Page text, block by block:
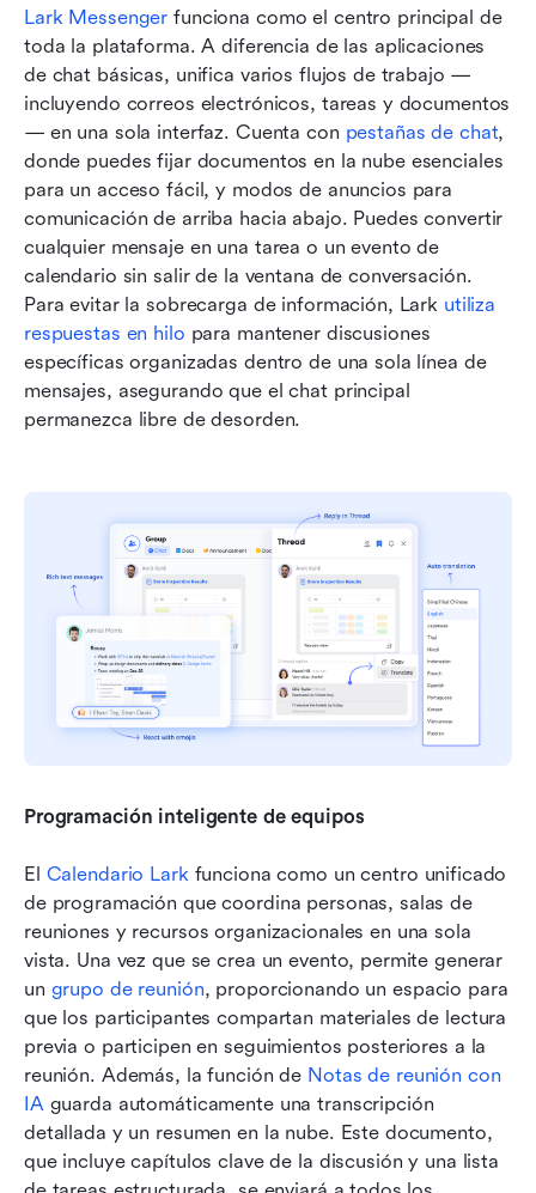
Lark Messenger funciona como el centro principal de
toda la plataforma. A diferencia de las aplicaciones
de chat básicas, unifica varios flujos de trabajo —
incluyendo correos electrónicos, tareas y documentos
— en una sola interfaz. Cuenta con pestañas de chat,
donde puedes fijar documentos en la nube esenciales
para un acceso fácil, y modos de anuncios para
comunicación de arriba hacia abajo. Puedes convertir
cualquier mensaje en una tarea o un evento de
calendario sin salir de la ventana de conversación.
Para evitar la sobrecarga de información, Lark utiliza
respuestas en hilo para mantener discusiones
específicas organizadas dentro de una sola línea de
mensajes, asegurando que el chat principal
permanezca libre de desorden.
Programación inteligente de equipos
El Calendario Lark funciona como un centro unificado
de programación que coordina personas, salas de
reuniones y recursos organizacionales en una sola
vista. Una vez que se crea un evento, permite generar
un grupo de reunión, proporcionando un espacio para
que los participantes compartan materiales de lectura
previa o participen en seguimientos posteriores a la
reunión. Además, la función de Notas de reunión con
IA guarda automáticamente una transcripción
detallada y un resumen en la nube. Este documento,
que incluye capítulos clave de la discusión y una lista